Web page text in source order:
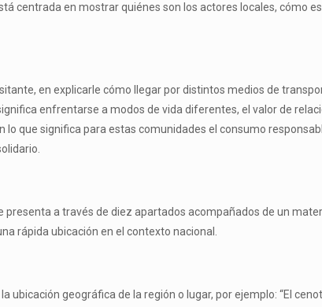
centrada en mostrar quiénes son los actores locales, cómo
en explicarle cómo llegar por distintos medios de
enfrentarse a modos de vida diferentes, el valor de
lo que significa para estas comunidades el consumo
presenta a través de diez apartados acompañados de un
rápida ubicación en el contexto nacional.
ubicación geográfica de la región o lugar, por ejemplo: “El